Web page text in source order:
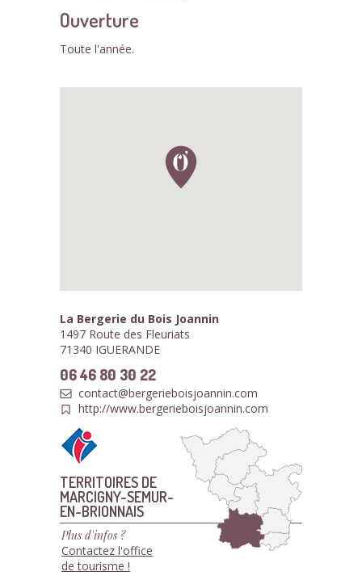
Ouverture
Toute l'année.
La Bergerie du Bois Joannin
1497 Route des Fleuriats
71340 IGUERANDE
06 46 80 30 22
contact@bergerieboisjoannin.com
http://www.bergerieboisjoannin.com
TERRITOIRES DE
MARCIGNY-SEMUR-
EN-BRIONNAIS
Plus d'infos ?
Contactez l'office
de tourisme !